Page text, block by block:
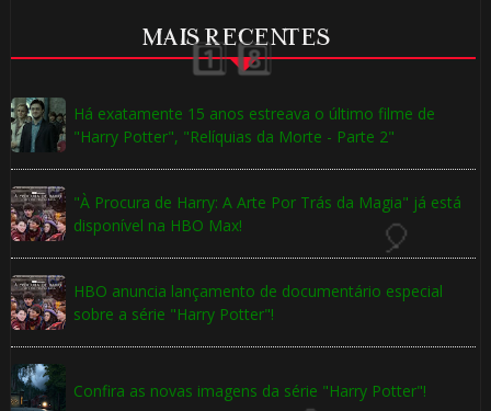
MAIS RECENTES
Há exatamente 15 anos estreava o último filme de
"Harry Potter", "Relíquias da Morte - Parte 2"
"À Procura de Harry: A Arte Por Trás da Magia" já está
disponível na HBO Max!
HBO anuncia lançamento de documentário especial
sobre a série "Harry Potter"!
Confira as novas imagens da série "Harry Potter"!
1️⃣ 8️⃣